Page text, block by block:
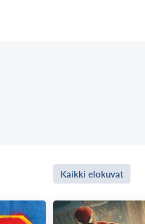
yrittää pelastaa
suosikin ja uhan
sekä
Kaikki elokuvat